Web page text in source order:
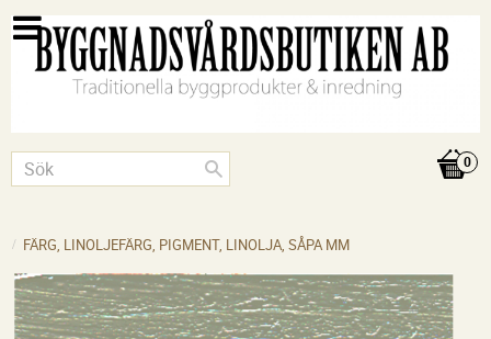
FÄRG, LINOLJEFÄRG, PIGMENT, LINOLJA, SÅPA MM